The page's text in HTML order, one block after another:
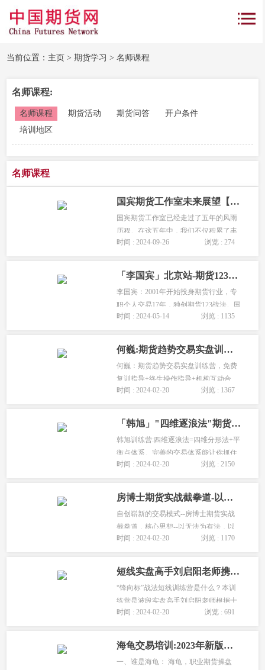
当前位置： 主页 >期货学习 >名师课程
名师课程:
名师课程 期货活动 期货问答
开户条件
培训地区
名师课程
国宾期货工作室未来展望【现场培训】
国宾期货工作室已经走过了五年的风雨
历程。在这五年中，我们不仅积累了丰
富的交易经验，还在人员培训、团队建
就。...
时间 : 2024-09-26 浏览 : 274
「李国宾」北京站-期货123战法交易员训练营
李国宾：2001年开始投身期货行业，专
职个人交易17年，独创期货123战法。国
宾老师从最初的无知贪心而导致爆仓，
型，由均线分析转向形态分析，研究和
使用。...
时间 : 2024-05-14 浏览 : 1135
何巍:期货趋势交易实盘训练营（免费复训+QQ群免费指导）
何巍：期货趋势交易实盘训练营，免费
复训指导+终生操作指导+机构互动合
作，一套完整的趋势交易系统，一套经
一套配合资金管理、多品种、多策略的
时间 : 2024-02-20 浏览 : 1367
「韩旭」"四维逐浪法"期货交易实战训练营
韩旭训练营:四维逐浪法=四维分形法+平
衡点体系。完善的交易体系能让你抓住
大部分不同周期的趋势行情。...
时间 : 2024-02-20 浏览 : 2150
房博士期货实战截拳道-以无法为有法,以无限为有限「房世辉」
自创崭新的交易模式--房博士期货实战
截拳道，核心思想--以无法为有法，以
无限为有限。量化统计、现货基差、交
体系。...
时间 : 2024-02-20 浏览 : 1170
短线实盘高手刘启阳老师携“北期雄狮”交易团队
“锋向标”战法短线训练营是什么？本训
练营是波段实盘高手刘启阳老师根据十
余年的苦学，总结的一套科学系统的交
时间 : 2024-02-20 浏览 : 691
海龟交易培训:2023年新版实战培训课程-4.15网络公开课
一、谁是海龟： 海龟，职业期货操盘